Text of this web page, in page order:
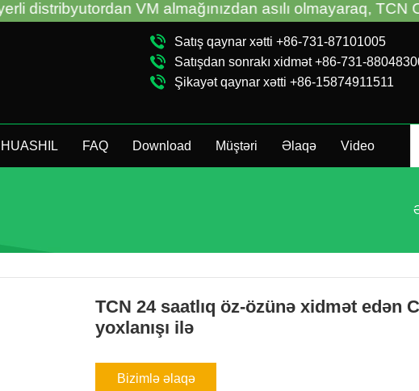
Satış qaynar xətti +86-731-87101005
Satışdan sonrakı xidmət +86-731-
Şikayət qaynar xətti +86-15874911511
FAQ Download Müştəri Əlaqə Video
TCN 24 saatlıq öz-özünə xidmət edən
yoxlanışı ilə
Bizimlə əlaqə
VM almağınızdan asılı olmayaraq, TCN China